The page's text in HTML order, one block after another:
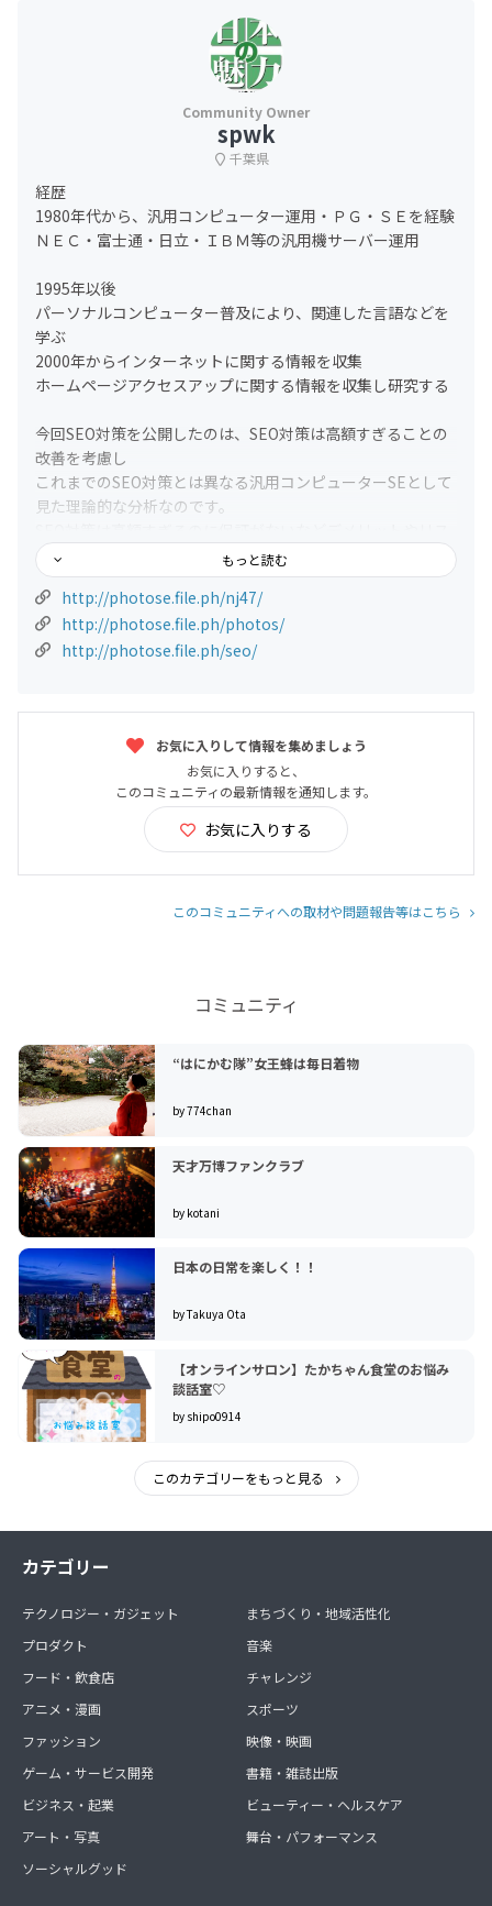
spwk
千葉県
経歴
1980年代から、汎用コンピューター運用・ＰＧ・ＳＥを経験
ＮＥＣ・富士通・日立・ＩＢＭ等の汎用機サーバー運用
1995年以後
パーソナルコンピューター普及により、関連した言語などを
学ぶ
2000年からインターネットに関する情報を収集
ホームページアクセスアップに関する情報を収集し研究する
今回SEO対策を公開したのは、SEO対策は高額すぎることの
改善を考慮し
これまでのSEO対策とは異なる汎用コンピューターSEとして
見た理論的な分析なのです。
クが多い。
そこで、多くのサーバーを運用したり、汎用コンピューター
でプログラミングを長年経験し汎用コンピューターのプログ
ラミングという観点からSEOを研究しました。
検索エンジン上位表示とは、すなわち 並べ替えでありま
その方法を理論的に可能にした、最強のSEO対策を開発しま
汎用コンピューターSE（システムエンジニア）PG（プログ
ラマー）を経験者として
SEOを基本的に見なおしました。
コンピューターであります。
サイトそのものがSEOに適してないのであって、
書を作成しました。
＊著書をごらんいただければSEO対策は専門家でなくても可
能になります。
「一般社団法人こどもの未来」
「一般社団法人こどもの未来」立ち上げまでの経緯
茨城県日立市は2011年3月11日震災にて震度6強の被災にあ
いました。
現在の「一般社団法人こどもの未来」の所在地、インターネ
ット事業「ラズベリーショップ」所在地も被災により小規模
破損をいたしました。
仕入商品、在庫商品の約3/4が破損、OA機器一式を仮事務所
に移動しショップ運営を継続いたしました。
震災から約４か月が経過し、個人として小さな支援活動を開
始いたしました。
その後、「こどもの未来2011」にてラズベリー全店の収益の
一部を支援物資、寄付金にあてる目的でインターネットショ
ップラズベリーにて「こどもの未来2011」についての活動内
容を掲載いたしました。
ひとりでは小さな力でもその小さな力が集まれば大きな力に
「一般社団法人こどもの未来」を設立いたしました。
「一般社団法人こどもの未来」は団体・企業様のご協力をい
ただき、インターネット事業ネットショップ「ラズベリー」
の収益の一部を活動費及び寄付金等にしております。
今後も活動の輪を広げ、子どもの健やかな成長に寄与するこ
とを目的とし、法人としての活動を行ってまいります。
今後ともどうぞ宜しくお願いいたします。
一般社団法人こどもの未来
システム担当 仙石豊
もっと読む
http://photose.file.ph/nj47/
http://photose.file.ph/photos/
http://photose.file.ph/seo/
お気に入りして情報を集めましょう
お気に入りすると、
このコミュニティの最新情報を通知します。
お気に入りする
このコミュニティへの取材や問題報告等はこちら
コミュニティ
“はにかむ隊”女王蜂は毎日着物
by 774chan
天才万博ファンクラブ
by kotani
日本の日常を楽しく！！
by Takuya Ota
【オンラインサロン】たかちゃん食堂のお悩み
談話室♡
by shipo0914
このカテゴリーをもっと見る
カテゴリー
テクノロジー・ガジェット
プロダクト
フード・飲食店
アニメ・漫画
ファッション
ゲーム・サービス開発
ビジネス・起業
アート・写真
ソーシャルグッド
まちづくり・地域活性化
音楽
チャレンジ
スポーツ
映像・映画
書籍・雑誌出版
ビューティー・ヘルスケア
舞台・パフォーマンス